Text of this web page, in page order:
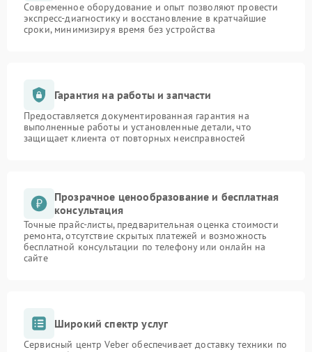
Современное оборудование и опыт позволяют провести
экспресс-диагностику и восстановление в кратчайшие
сроки, минимизируя время без устройства
Гарантия на работы и запчасти
Предоставляется документированная гарантия на
выполненные работы и установленные детали, что
защищает клиента от повторных неисправностей
Прозрачное ценообразование и бесплатная
консультация
Точные прайс-листы, предварительная оценка стоимости
ремонта, отсутствие скрытых платежей и возможность
бесплатной консультации по телефону или онлайн на
сайте
Широкий спектр услуг
Сервисный центр Veber обеспечивает доставку техники по